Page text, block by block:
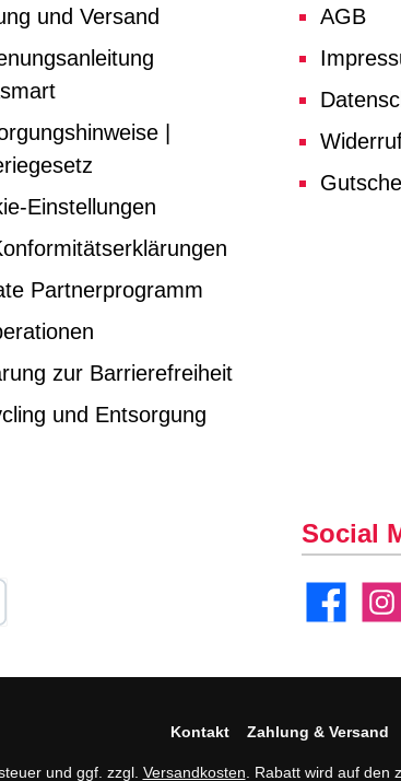
und Versand
|
Einstellungen
Partnerprogramm
zur Barrierefreiheit
und Entsorgung
AGB
Social
Facebook
Kontakt Zahlung & Versand
und ggf. zzgl. Versandkosten . Rabatt wird auf den